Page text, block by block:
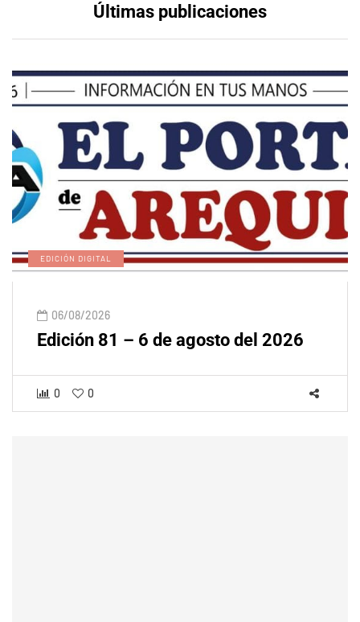
Últimas publicaciones
EDICIÓN DIGITAL
06/08/2026
Edición 81 – 6 de agosto del 2026
0 0